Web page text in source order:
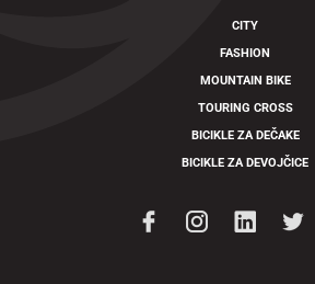
CITY
FASHION
MOUNTAIN BIKE
TOURING CROSS
BICIKLE ZA DEČAKE
BICIKLE ZA DEVOJČICE